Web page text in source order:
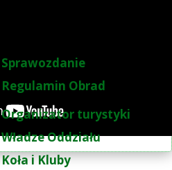
Sprawozdanie
Regulamin Obrad
Organizator turystyki
Władze Oddziału
Koła i Kluby